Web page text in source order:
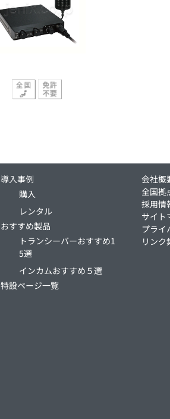
導入事例
購入
レンタル
おすすめ製品
トランシーバーおすすめ1
5選
インカムおすすめ５選
特設ページ一覧
会社概
全国拠
採用情
サイト
プライ
リンク